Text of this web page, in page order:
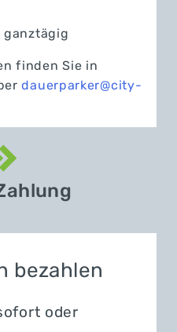
ganztägig
finden Sie in
dauerparker@city-
bezahlen
oder